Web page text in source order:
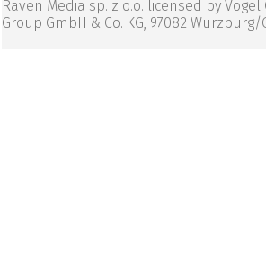
Raven Media sp. z o.o. licensed by
Group GmbH & Co. KG, 97082 Wurzburg/